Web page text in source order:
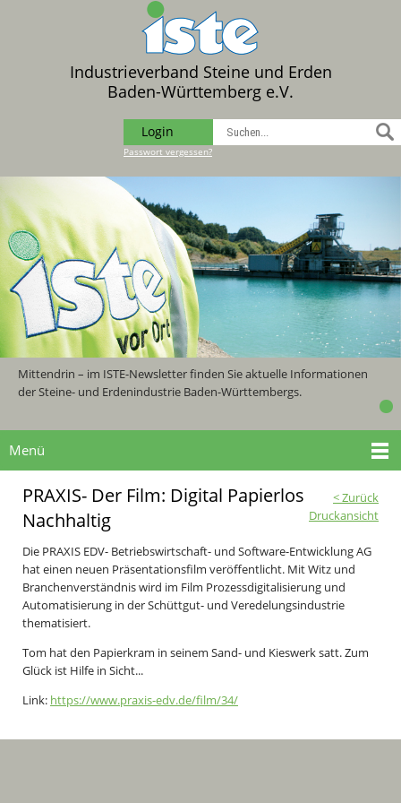
Industrieverband Steine und Erden
Baden-Württemberg e.V.
Login
Passwort vergessen?
Mittendrin – im ISTE-Newsletter finden Sie aktuelle Informationen
der Steine- und Erdenindustrie Baden-Württembergs.
Menü
< Zurück
Druckansicht
PRAXIS- Der Film: Digital Papierlos
Nachhaltig
Die PRAXIS EDV- Betriebswirtschaft- und Software-Entwicklung AG
hat einen neuen Präsentationsfilm veröffentlicht. Mit Witz und
Branchenverständnis wird im Film Prozessdigitalisierung und
Automatisierung in der Schüttgut- und Veredelungsindustrie
thematisiert.
Tom hat den Papierkram in seinem Sand- und Kieswerk satt. Zum
Glück ist Hilfe in Sicht...
Link: https://www.praxis-edv.de/film/34/